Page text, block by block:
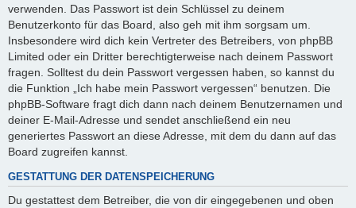
verwenden. Das Passwort ist dein Schlüssel zu deinem
Benutzerkonto für das Board, also geh mit ihm sorgsam um.
Insbesondere wird dich kein Vertreter des Betreibers, von phpBB
Limited oder ein Dritter berechtigterweise nach deinem Passwort
fragen. Solltest du dein Passwort vergessen haben, so kannst du
die Funktion „Ich habe mein Passwort vergessen“ benutzen. Die
phpBB-Software fragt dich dann nach deinem Benutzernamen und
deiner E-Mail-Adresse und sendet anschließend ein neu
generiertes Passwort an diese Adresse, mit dem du dann auf das
Board zugreifen kannst.
GESTATTUNG DER DATENSPEICHERUNG
Du gestattest dem Betreiber, die von dir eingegebenen und oben